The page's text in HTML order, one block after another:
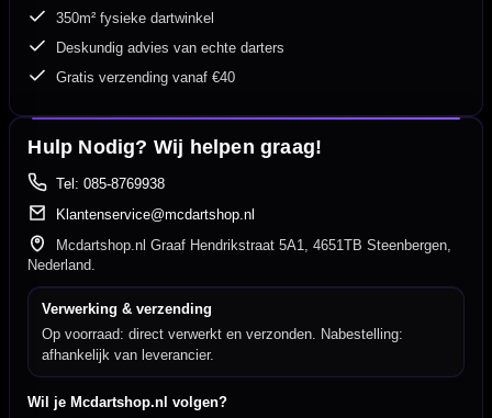
350m² fysieke dartwinkel
Deskundig advies van echte darters
Gratis verzending vanaf €40
Hulp Nodig? Wij helpen graag!
Tel: 085-8769938
Klantenservice@mcdartshop.nl
Mcdartshop.nl Graaf Hendrikstraat 5A1, 4651TB Steenbergen,
Nederland.
Verwerking & verzending
Op voorraad: direct verwerkt en verzonden. Nabestelling:
afhankelijk van leverancier.
Wil je Mcdartshop.nl volgen?